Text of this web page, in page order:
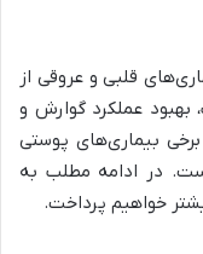
قلبی و عروقی از
عملکرد گوارش و
بیماری‌های پوستی
در ادامه مطلب به
خواهیم پرداخت.